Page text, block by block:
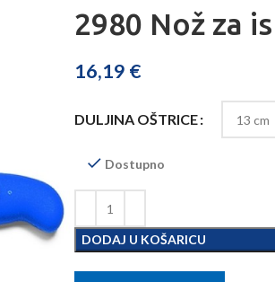
2980 Nož za
16,19 €
DULJINA OŠTRICE
Dostupno
DODAJ U KOŠARICU